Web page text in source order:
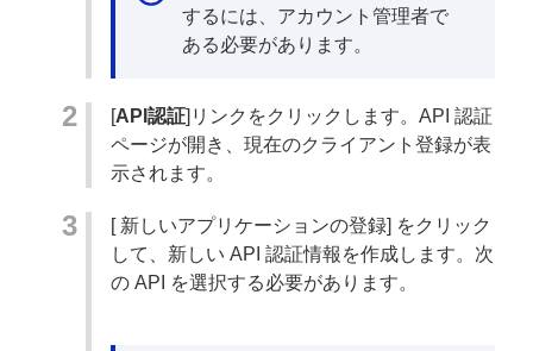
するには、アカウント管理者で
ある必要があります。
[API認証]リンクをクリックします。API 認証
ページが開き、現在のクライアント登録が表
示されます。
[ 新しいアプリケーションの登録] をクリック
して、新しい API 認証情報を作成します。次
の API を選択する必要があります。